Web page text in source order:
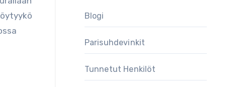
Blogi
Parisuhdevinkit
Tunnetut Henkilöt